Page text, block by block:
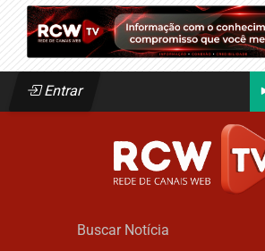
Entrar